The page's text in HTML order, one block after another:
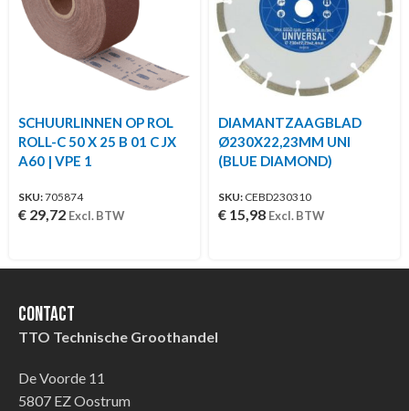
SCHUURLINNEN OP ROL
ROLL-C 50 X 25 B 01 C JX
A60 | VPE 1
SKU:705874
€ 29,72 Excl. BTW
DIAMANTZAAGBLAD
Ø230X22,23MM UNI
(BLUE DIAMOND)
SKU: CEBD230310
€ 15,98 Excl. BTW
Contact
TTO Technische Groothandel
De Voorde 11
5807 EZ Oostrum